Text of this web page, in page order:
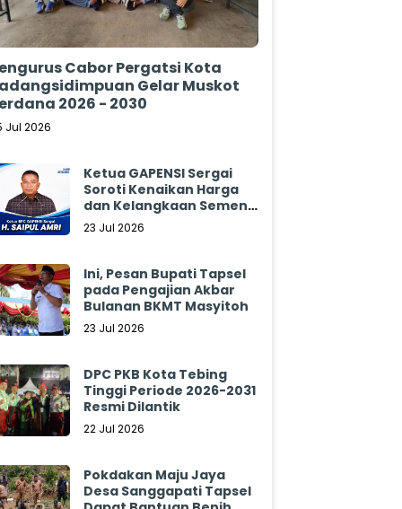
Cabor Pergatsi Kota
Gelar Muskot
2026 - 2030
Jul 2026
Ketua GAPENSI Sergai
Soroti Kenaikan Harga
dan Kelangkaan Semen,
Minta Pemerintah
23 Jul 2026
Ini, Pesan Bupati Tapsel
pada Pengajian Akbar
Bulanan BKMT Masyitoh
23 Jul 2026
DPC PKB Kota Tebing
Tinggi Periode 2026-2031
Resmi Dilantik
22 Jul 2026
Pokdakan Maju Jaya
Desa Sanggapati Tapsel